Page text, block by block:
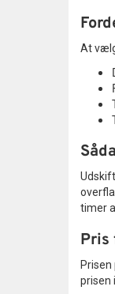
At
timer
Pris
prisen